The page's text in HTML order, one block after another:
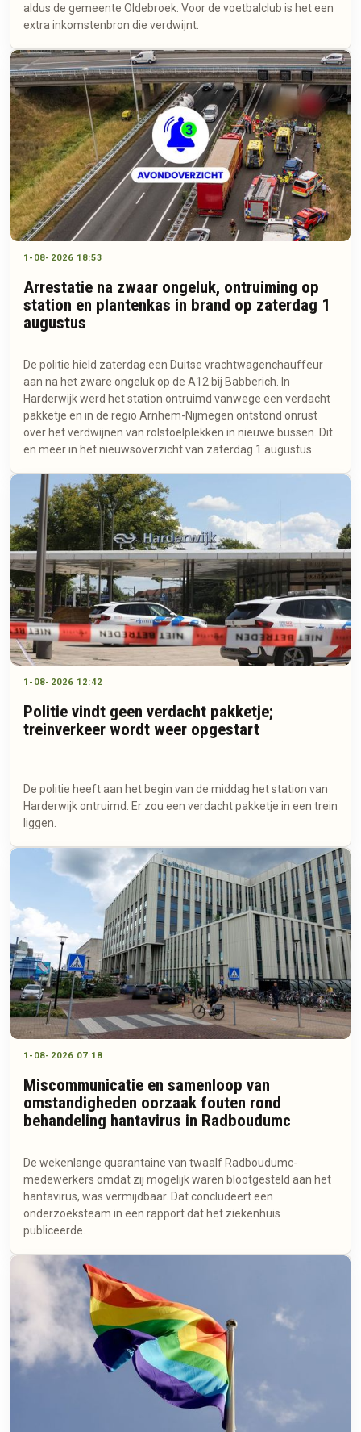
aldus de gemeente Oldebroek. Voor de voetbalclub is het een
extra inkomstenbron die verdwijnt.
1-08-2026 18:53
Arrestatie na zwaar ongeluk, ontruiming op
station en plantenkas in brand op zaterdag 1
augustus
De politie hield zaterdag een Duitse vrachtwagenchauffeur
aan na het zware ongeluk op de A12 bij Babberich. In
Harderwijk werd het station ontruimd vanwege een verdacht
pakketje en in de regio Arnhem-Nijmegen ontstond onrust
over het verdwijnen van rolstoelplekken in nieuwe bussen. Dit
en meer in het nieuwsoverzicht van zaterdag 1 augustus.
1-08-2026 12:42
Politie vindt geen verdacht pakketje;
treinverkeer wordt weer opgestart
De politie heeft aan het begin van de middag het station van
Harderwijk ontruimd. Er zou een verdacht pakketje in een trein
liggen.
1-08-2026 07:18
Miscommunicatie en samenloop van
omstandigheden oorzaak fouten rond
behandeling hantavirus in Radboudumc
De wekenlange quarantaine van twaalf Radboudumc-
medewerkers omdat zij mogelijk waren blootgesteld aan het
hantavirus, was vermijdbaar. Dat concludeert een
onderzoeksteam in een rapport dat het ziekenhuis
publiceerde.